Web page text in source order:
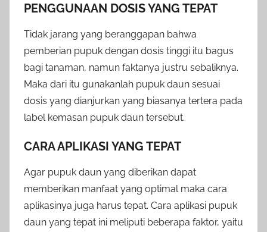
PENGGUNAAN DOSIS YANG TEPAT
Tidak jarang yang beranggapan bahwa
pemberian pupuk dengan dosis tinggi itu bagus
bagi tanaman, namun faktanya justru sebaliknya.
Maka dari itu gunakanlah pupuk daun sesuai
dosis yang dianjurkan yang biasanya tertera pada
label kemasan pupuk daun tersebut.
CARA APLIKASI YANG TEPAT
Agar pupuk daun yang diberikan dapat
memberikan manfaat yang optimal maka cara
aplikasinya juga harus tepat. Cara aplikasi pupuk
daun yang tepat ini meliputi beberapa faktor, yaitu